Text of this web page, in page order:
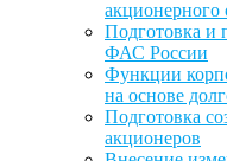
акционерного
Подготовка и
ФАС России
Функции
на основе
Подготовка
акционеров